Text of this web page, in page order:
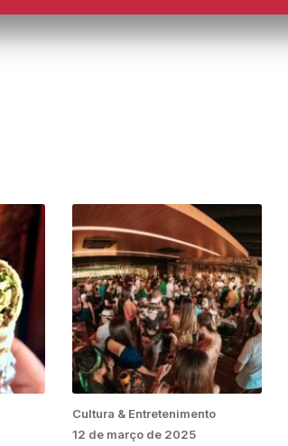
Cultura & Entretenimento
12 de março de 2025